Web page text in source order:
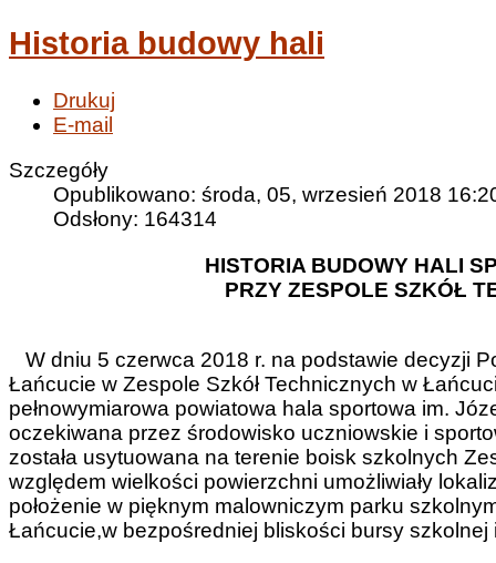
Historia budowy hali
Drukuj
E-mail
Szczegóły
Opublikowano: środa, 05, wrzesień 2018
Odsłony: 164314
HISTORIA BUDOWY HALI
PRZY ZESPOLE SZKÓŁ
W dniu 5 czerwca 2018 r. na podstawie decyzji
Łańcucie w Zespole Szkół Technicznych w
pełnowymiarowa powiatowa hala sportowa im.
oczekiwana przez środowisko uczniowskie i
została usytuowana na terenie boisk szkolnych
względem wielkości powierzchni umożliwiały
położenie w pięknym malowniczym parku
Łańcucie,w bezpośredniej bliskości bursy